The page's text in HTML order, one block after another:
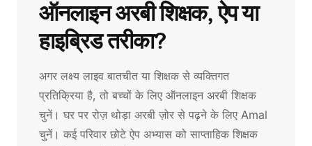
ऑनलाइन अरबी शिक्षक, ऐप या
हाइब्रिड तरीका?
अगर लक्ष्य लाइव बातचीत या शिक्षक से व्यक्तिगत
प्रतिक्रिया है, तो बच्चों के लिए ऑनलाइन अरबी शिक्षक
चुनें। घर पर रोज़ थोड़ा अरबी ज़ोर से पढ़ने के लिए Amal
चुनें। कई परिवार छोटे ऐप अभ्यास को साप्ताहिक शिक्षक